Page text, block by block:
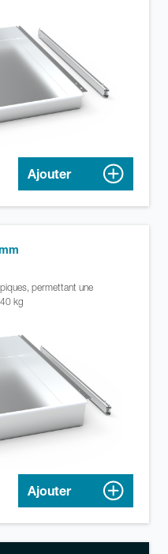
Ajouter
permettant une
kg
Ajouter